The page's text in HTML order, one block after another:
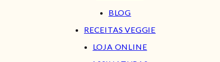
BLOG
RECEITAS VEGGIE
LOJA ONLINE